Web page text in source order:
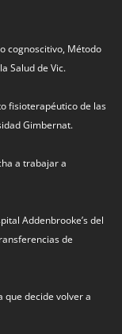
cognoscitivo, Método
Salud de Vic.
fisioterapéutico de las
Gimbernat.
a trabajar a
Addenbrooke’s del
de
que decide volver a